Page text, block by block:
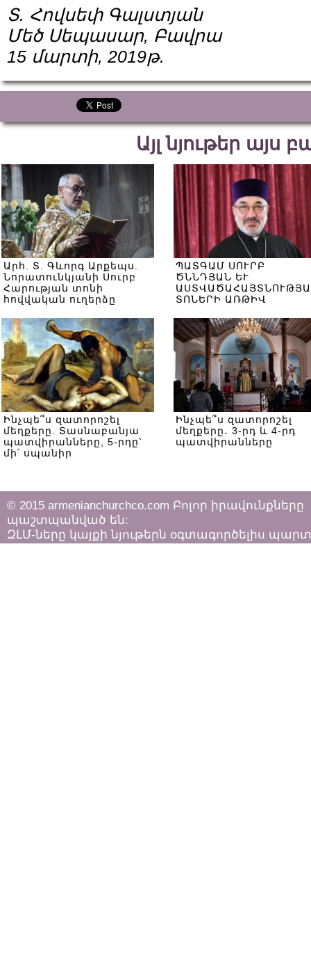
Տ. Հովսեփ Գալստյան
Մեծ Սեպասար, Բավրա
15 մարտի, 2019թ.
Այլ նյութեր այս
Արհ. Տ. Գևորգ Արքեպս.
Նորատունկյանի Սուրբ
Հարության տոնի
հովվական ուղերձը
ՊԱՏԳԱՄ ՍՈՒՐԲ
ԾՆՆԴՅԱՆ ԵՒ
ՏՈՆԵՐԻ ԱՌԹԻՎ
Ինչպե՞ս զատորոշել
մեղքերը. Տասնաբանյա
պատվիրանները, 5-րդը՝
մի՛ սպանիր
Ինչպե՞ս զատորոշել
մեղքերը․ 3-րդ և 4-րդ
պատվիրանները
© 2015 armenianchurchco.com Բոլոր իրավունքները
պաշտպանված են:
ԶԼՄ-ները կայքի նյութերն օգտագործելիս